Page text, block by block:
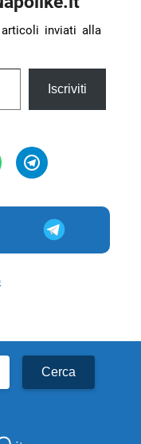
inviati alla
Iscriviti